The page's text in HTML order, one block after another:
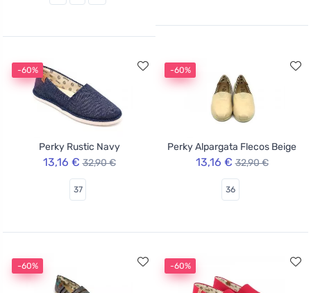
-60%
Perky Rustic Navy
13,16 € 32,90 €
37
-60%
Perky Alpargata Flecos Beige
13,16 € 32,90 €
36
-60% -60%